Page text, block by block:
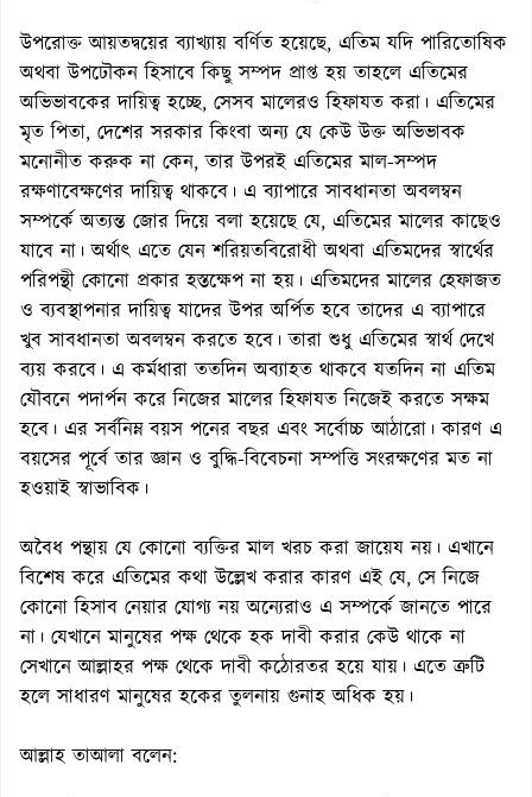
উপরোক্ত আয়তদ্বয়ের ব্যাখ্যায় বর্ণিত হয়েছে, এতিম যদি পারিতোষিক
অথবা উপঢৌকন হিসাবে কিছু সম্পদ প্রাপ্ত হয় তাহলে এতিমের
অভিভাবকের দায়িত্ব হচ্ছে, সেসব মালেরও হিফাযত করা। এতিমের
মৃত পিতা, দেশের সরকার কিংবা অন্য যে কেউ উক্ত অভিভাবক
মনোনীত করুক না কেন, তার উপরই এতিমের মাল-সম্পদ
রক্ষণাবেক্ষণের দায়িত্ব থাকবে। এ ব্যাপারে সাবধানতা অবলম্বন
সম্পর্কে অত্যন্ত জোর দিয়ে বলা হয়েছে যে, এতিমের মালের কাছেও
যাবে না। অর্থাৎ এতে যেন শরিয়তবিরোধী অথবা এতিমদের স্বার্থের
পরিপন্থী কোনো প্রকার হস্তক্ষেপ না হয়। এতিমদের মালের হেফাজত
ও ব্যবস্থাপনার দায়িত্ব যাদের উপর অর্পিত হবে তাদের এ ব্যাপারে
খুব সাবধানতা অবলম্বন করতে হবে। তারা শুধু এতিমের স্বার্থ দেখে
ব্যয় করবে। এ কর্মধারা ততদিন অব্যাহত থাকবে যতদিন না এতিম
যৌবনে পদার্পন করে নিজের মালের হিফাযত নিজেই করতে সক্ষম
হবে। এর সর্বনিম্ন বয়স পনের বছর এবং সর্বোচ্চ আঠারো। কারণ এ
বয়সের পূর্বে তার জ্ঞান ও বুদ্ধি-বিবেচনা সম্পত্তি সংরক্ষণের মত না
হওয়াই স্বাভাবিক।
অবৈধ পন্থায় যে কোনো ব্যক্তির মাল খরচ করা জায়েয নয়। এখানে
বিশেষ করে এতিমের কথা উল্লেখ করার কারণ এই যে, সে নিজে
কোনো হিসাব নেয়ার যোগ্য নয় অন্যেরাও এ সম্পর্কে জানতে পারে
না। যেখানে মানুষের পক্ষ থেকে হক দাবী করার কেউ থাকে না
সেখানে আল্লাহর পক্ষ থেকে দাবী কঠোরতর হয়ে যায়। এতে ত্রুটি
হলে সাধারণ মানুষের হকের তুলনায় গুনাহ অধিক হয়।
আল্লাহ তাআলা বলেন: